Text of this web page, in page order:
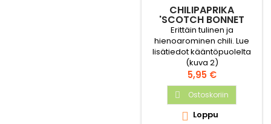
CHILIPAPRIKA
'SCOTCH BONNET
JAMAICAN RED'
Erittäin tulinen ja
hienoarominen chili. Lue
lisätiedot kääntöpuolelta
(kuva 2)
Hinta
5,95 €
 Ostoskoriin
 Loppu